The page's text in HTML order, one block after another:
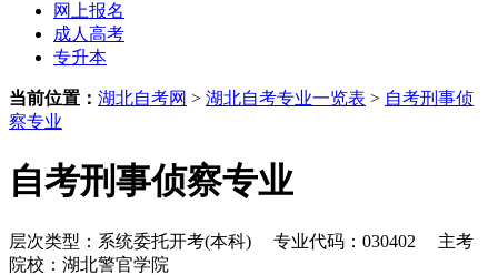
网上报名
成人高考
专升本
当前位置： 湖北自考网 > 湖北自考专业一览表 > 自考刑事侦
察专业
自考刑事侦察专业
层次类型：系统委托开考(本科) 专业代码：030402 主考
院校：湖北警官学院